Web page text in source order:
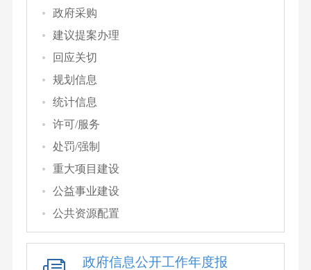
政府采购
建议提案办理
回应关切
规划信息
统计信息
许可/服务
处罚/强制
重大项目建设
公益事业建设
公共资源配置
政府信息公开工作年度报